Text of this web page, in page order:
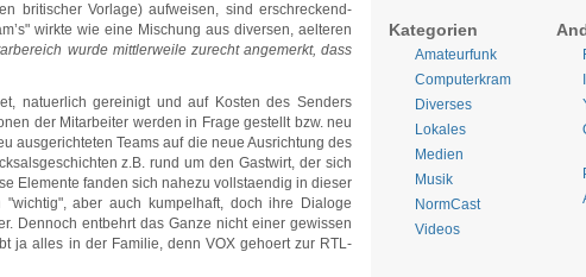
britischer Vorlage) aufweisen, sind erschreckend-
wirkte wie eine Mischung aus diversen, aelteren
wurde mittlerweile zurecht angemerkt, dass
natuerlich gereinigt und auf Kosten des Senders
der Mitarbeiter werden in Frage gestellt bzw. neu
ausgerichteten Teams auf die neue Ausrichtung des
z.B. rund um den Gastwirt, der sich
Elemente fanden sich nahezu vollstaendig in dieser
aber auch kumpelhaft, doch ihre Dialoge
Dennoch entbehrt das Ganze nicht einer gewissen
ja alles in der Familie, denn VOX gehoert zur RTL-
Kategorien
Amateurfunk
Computerkram
Diverses
Lokales
Medien
Musik
NormCast
Videos